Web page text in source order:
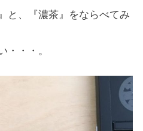
と、『濃茶』をならべてみ
・・・。